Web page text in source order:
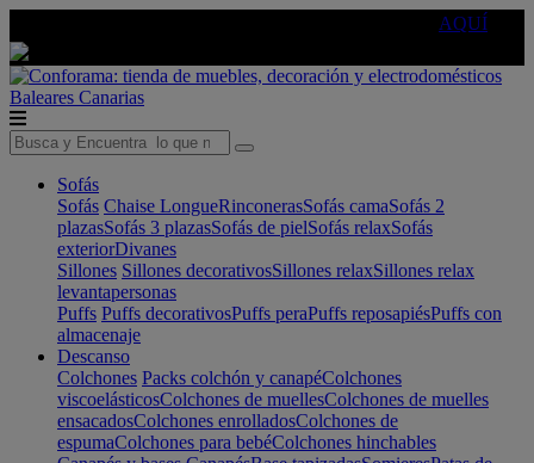
AQUÍ
Baleares Canarias
Sofás
Sofás Chaise LongueRinconerasSofás camaSofás 2
plazasSofás 3 plazasSofás de pielSofás relaxSofás
exteriorDivanes
Sillones Sillones decorativosSillones relaxSillones relax
levantapersonas
Puffs Puffs decorativosPuffs peraPuffs reposapiésPuffs con
almacenaje
Descanso
Colchones Packs colchón y canapéColchones
viscoelásticosColchones de muellesColchones de muelles
ensacadosColchones enrolladosColchones de
espumaColchones para bebéColchones hinchables